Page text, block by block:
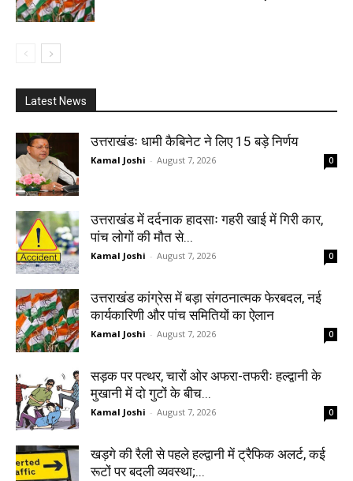
Latest News
उत्तराखंडः धामी कैबिनेट ने लिए 15 बड़े निर्णय
Kamal Joshi - August 7, 2026 0
उत्तराखंड में दर्दनाक हादसाः गहरी खाई में गिरी कार,
पांच लोगों की मौत से...
Kamal Joshi - August 7, 2026 0
उत्तराखंड कांग्रेस में बड़ा संगठनात्मक फेरबदल, नई
कार्यकारिणी और पांच समितियों का ऐलान
Kamal Joshi - August 7, 2026 0
सड़क पर पत्थर, चारों ओर अफरा-तफरीः हल्द्वानी के
मुखानी में दो गुटों के बीच...
Kamal Joshi - August 7, 2026 0
खड़गे की रैली से पहले हल्द्वानी में ट्रैफिक अलर्ट, कई
रूटों पर बदली व्यवस्था;...